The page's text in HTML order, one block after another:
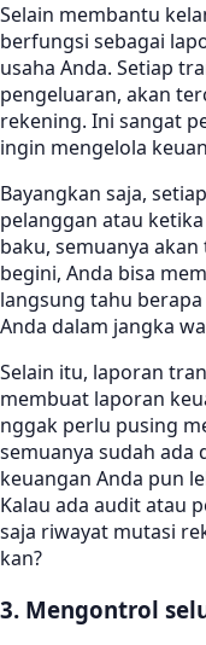
Selain membantu
berfungsi sebagai
usaha Anda. Setiap
pengeluaran, akan
rekening. Ini sangat
ingin mengelola
Bayangkan saja,
pelanggan atau
baku, semuanya
begini, Anda bisa
langsung tahu
Anda dalam jangka
Selain itu, laporan
membuat laporan
nggak perlu pusing
semuanya sudah ada
keuangan Anda pun
Kalau ada audit atau
saja riwayat mutasi
kan?
3. Mengontrol